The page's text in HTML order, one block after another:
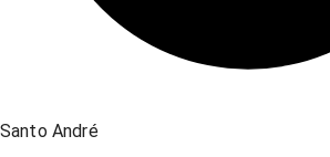
Santo André